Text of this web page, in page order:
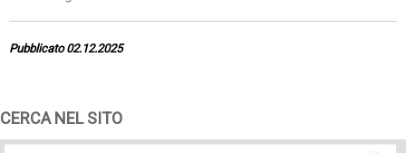
Pubblicato 02.12.2025
CERCA NEL SITO